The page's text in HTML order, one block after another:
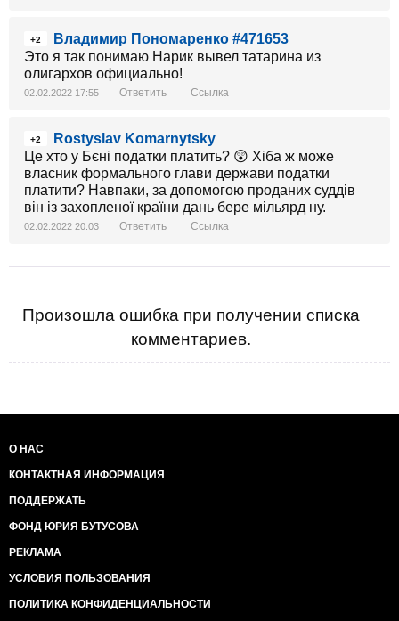
+2
Владимир Пономаренко #471653
Это я так понимаю Нарик вывел татарина из
олигархов официально!
02.02.2022 17:55 Ответить Ссылка
+2
Rostyslav Komarnytsky
Це хто у Бєні податки платить? 😲 Хіба ж може
власник формального глави держави податки
платити? Навпаки, за допомогою проданих суддів
він із захопленої країни дань бере мільярд ну.
02.02.2022 20:03 Ответить Ссылка
Произошла ошибка при получении списка
комментариев.
О НАС
КОНТАКТНАЯ ИНФОРМАЦИЯ
ПОДДЕРЖАТЬ
ФОНД ЮРИЯ БУТУСОВА
РЕКЛАМА
УСЛОВИЯ ПОЛЬЗОВАНИЯ
ПОЛИТИКА КОНФИДЕНЦИАЛЬНОСТИ